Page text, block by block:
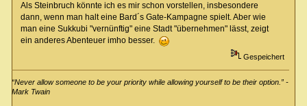
Als Steinbruch könnte ich es mir schon vorstellen, insbesondere
dann, wenn man halt eine Bard´s Gate-Kampagne spielt. Aber wie
man eine Sukkubi "vernünftig" eine Stadt "übernehmen" lässt, zeigt
ein anderes Abenteuer imho besser.
Gespeichert
“Never allow someone to be your priority while allowing yourself to be their option.” -
Mark Twain